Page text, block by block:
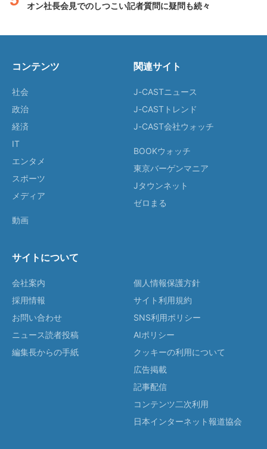
オン社長会見でのしつこい記者質問に疑問も続々
コンテンツ
社会
政治
経済
IT
エンタメ
スポーツ
メディア
動画
関連サイト
J-CASTニュース
J-CASTトレンド
J-CAST会社ウォッチ
BOOKウォッチ
東京バーゲンマニア
Jタウンネット
ゼロまる
サイトについて
会社案内
採用情報
お問い合わせ
ニュース読者投稿
編集長からの手紙
個人情報保護方針
サイト利用規約
SNS利用ポリシー
AIポリシー
クッキーの利用について
広告掲載
記事配信
コンテンツ二次利用
日本インターネット報道協会